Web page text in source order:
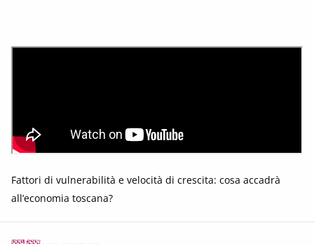
Fattori di vulnerabilità e velocità di crescita: cosa accadrà
all’economia toscana?